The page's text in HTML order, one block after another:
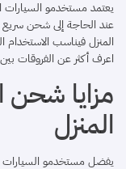
يعتمد مستخدمو السيارات
عند الحاجة إلى شحن سريع
المنزل فيناسب
اعرف أكثر عن الفروقات
مزايا شحن
المنزل
يفضل مستخدمو السيارات